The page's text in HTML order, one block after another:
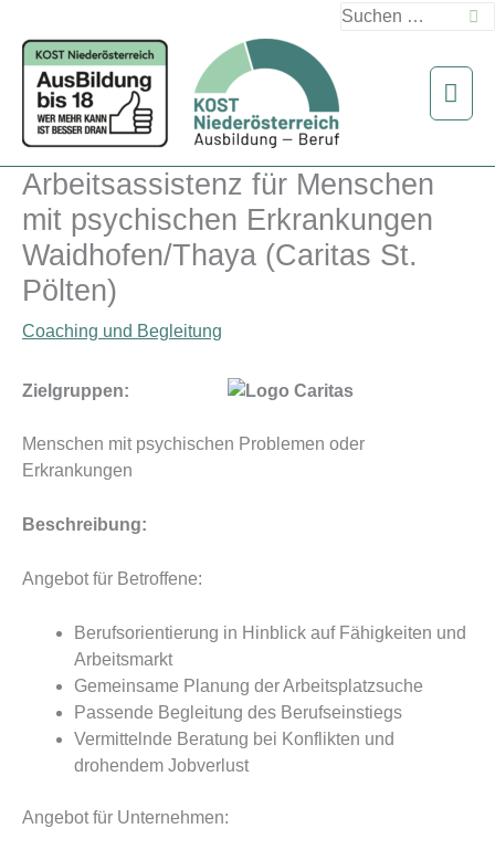
Inhalt
springen
Suchen
Arbeitsassistenz für Menschen
mit psychischen Erkrankungen
Waidhofen/Thaya (Caritas St.
Pölten)
Coaching und Begleitung
Zielgruppen:
Menschen mit psychischen Problemen oder
Erkrankungen
Beschreibung:
Angebot für Betroffene:
Berufsorientierung in Hinblick auf Fähigkeiten und
Arbeitsmarkt
Gemeinsame Planung der Arbeitsplatzsuche
Passende Begleitung des Berufseinstiegs
Vermittelnde Beratung bei Konflikten und
drohendem Jobverlust
Angebot für Unternehmen: